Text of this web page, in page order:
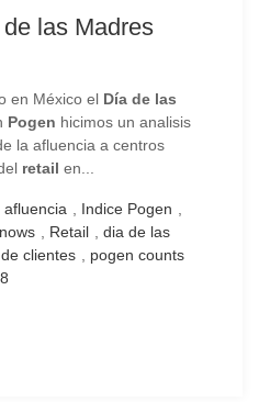
las Madres
en México el Día de las
Pogen hicimos un analisis
la afluencia a centros
retail en...
afluencia Indice Pogen
Retail
dia de las
clientes
pogen counts